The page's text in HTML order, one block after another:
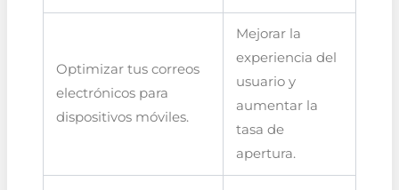
Optimizar tus correos
electrónicos para
dispositivos móviles.
Mejorar la
experiencia del
usuario y
aumentar la
tasa de
apertura.